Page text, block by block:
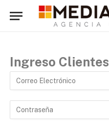
Ingreso Clientes